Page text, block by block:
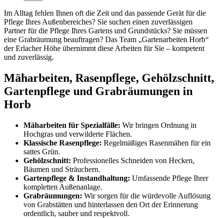
Im Alltag fehlen Ihnen oft die Zeit und das passende Gerät für die
Pflege Ihres Außenbereiches? Sie suchen einen zuverlässigen
Partner für die Pflege Ihres Gartens und Grundstücks? Sie müssen
eine Grabräumung beauftragen? Das Team „Gartenarbeiten Horb“
der Erlacher Höhe übernimmt diese Arbeiten für Sie – kompetent
und zuverlässig.
Mäharbeiten, Rasenpflege, Gehölzschnitt,
Gartenpflege und Grabräumungen in
Horb
Mäharbeiten für Spezialfälle: Wir bringen Ordnung in
Hochgras und verwilderte Flächen.
Klassische Rasenpflege: Regelmäßiges Rasenmähen für ein
sattes Grün.
Gehölzschnitt: Professionelles Schneiden von Hecken,
Bäumen und Sträuchern.
Gartenpflege & Instandhaltung: Umfassende Pflege Ihrer
kompletten Außenanlage.
Grabräumungen: Wir sorgen für die würdevolle Auflösung
von Grabstätten und hinterlassen den Ort der Erinnerung
ordentlich, sauber und respektvoll.